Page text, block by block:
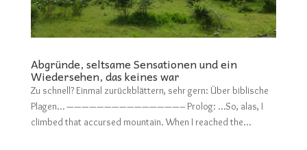
Abgründe, seltsame Sensationen und ein
Wiedersehen, das keines war
Zu schnell? Einmal zurückblättern, sehr gern: Über biblische
Plagen… ———————————————– Prolog: …So, alas, I
climbed that accursed mountain. When I reached the...